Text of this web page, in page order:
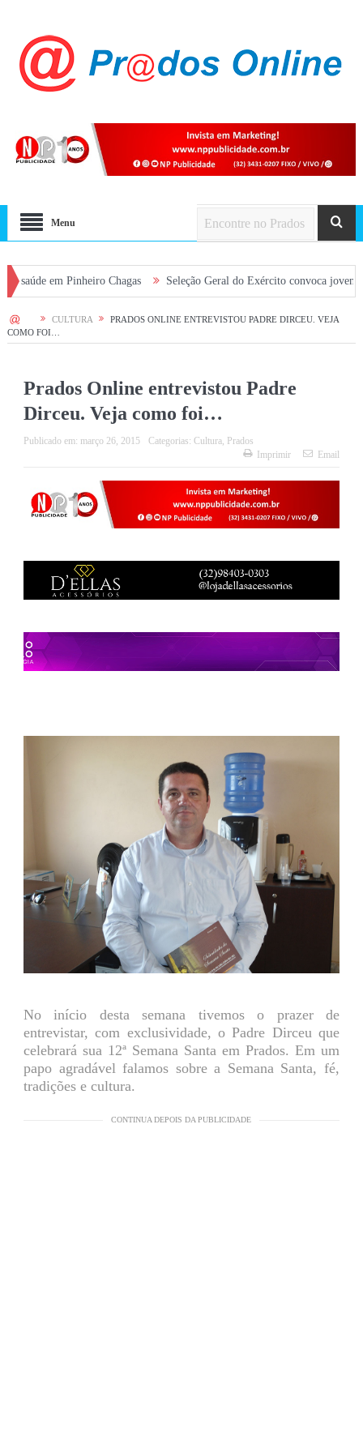
Menu
Pinheiro Chagas Seleção Geral do Exército convoca jovens alistados
HOME CULTURA
PRADOS ONLINE ENTREVISTOU PADRE DIRCEU. VEJA
COMO FOI…
Prados Online entrevistou Padre
Dirceu. Veja como foi…
Publicado em: março 26, 2015 Categorias: Cultura, Prados
Imprimir
Email
No início desta semana tivemos o prazer de
entrevistar, com exclusividade, o Padre Dirceu que
celebrará sua 12ª Semana Santa em Prados. Em um
papo agradável falamos sobre a Semana Santa, fé,
tradições e cultura.
CONTINUA DEPOIS DA PUBLICIDADE